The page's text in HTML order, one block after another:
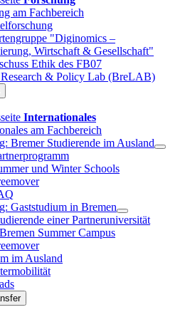
am Fachbereich
"Diginomics –
Wirtschaft & Gesellschaft"
Ethik des FB07
& Policy Lab (BreLAB)
Internationales
am Fachbereich
Bremer Studierende im Ausland
und Winter Schools
Gaststudium in Bremen
einer Partneruniversität
Summer Campus
im Ausland